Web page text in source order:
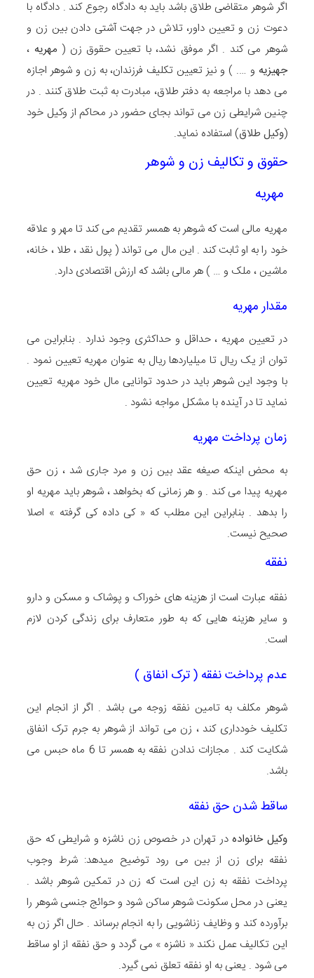
اگر شوهر متقاضی طلاق باشد باید به دادگاه رجوع کند . دادگاه با
دعوت زن و تعیین داور، تلاش در جهت آشتی دادن بین زن و
شوهر می کند . اگر موفق نشد، با تعیین حقوق زن ( مهریه ،
جهیزیه و …. ) و نیز تعیین تکلیف فرزندان، به زن و شوهر اجازه
می دهد با مراجعه به دفتر طلاق، مبادرت به ثبت طلاق کنند . در
چنین شرایطی زن می تواند بجای حضور در محاکم از وکیل خود
(وکیل طلاق) استفاده نماید.
حقوق و تکالیف زن و شوهر
مهریه
مهریه مالی است که شوهر به همسر تقدیم می کند تا مهر و علاقه
خود را به او ثابت کند . این مال می تواند ( پول نقد ، طلا ، خانه،
ماشین ، ملک و … ) هر مالی باشد که ارزش اقتصادی دارد.
مقدار مهریه
در تعیین مهریه ، حداقل و حداکثری وجود ندارد . بنابراین می
توان از یک ریال تا میلیاردها ریال به عنوان مهریه تعیین نمود .
با وجود این شوهر باید در حدود توانایی مال خود مهریه تعیین
نماید تا در آینده با مشکل مواجه نشود .
زمان پرداخت مهریه
به محض اینکه صیغه عقد بین زن و مرد جاری شد ، زن حق
مهریه پیدا می کند . و هر زمانی که بخواهد ، شوهر باید مهریه او
را بدهد . بنابراین این مطلب که « کی داده کی گرفته » اصلا
صحیح نیست.
نفقه
نفقه عبارت است از هزینه های خوراک و پوشاک و مسکن و دارو
و سایر هزینه هایی که به طور متعارف برای زندگی کردن لازم
است.
عدم پرداخت نفقه ( ترک انفاق )
شوهر مکلف به تامین نفقه زوجه می باشد . اگر از انجام این
تکلیف خودداری کند ، زن می تواند از شوهر به جرم ترک انفاق
شکایت کند . مجازات ندادن نفقه به همسر تا 6 ماه حبس می
باشد.
ساقط شدن حق نفقه
وکیل خانوادهدر تهران در خصوص زن ناشزه و شرایطی که حق
نفقه برای زن از بین می رود توضیح میدهد: شرط وجوب
پرداخت نفقه به زن این است که زن در تمکین شوهر باشد .
یعنی در محل سکونت شوهر ساکن شود و حوائج جنسی شوهر را
برآورده کند و وظایف زناشویی را به انجام برساند . حال اگر زن به
این تکالیف عمل نکند « ناشزه » می گردد و حق نفقه از او ساقط
می شود . یعنی به او نفقه تعلق نمی گیرد.